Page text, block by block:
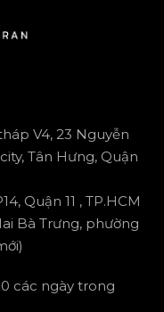
V4, 23 Nguyễn
Tân Hưng, Quận
Quận 11 , TP.HCM
Bà Trưng, phường
các ngày trong